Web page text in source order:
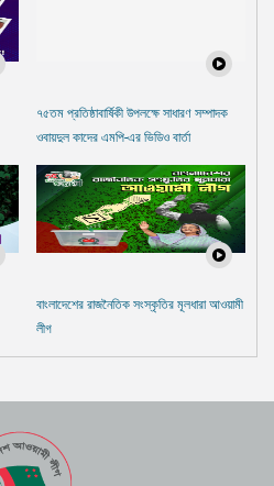
৭৫তম প্রতিষ্ঠাবার্ষিকী উপলক্ষে সাধারণ সম্পাদক
ওবায়দুল কাদের এমপি-এর ভিডিও বার্তা
বাংলাদেশের রাজনৈতিক সংস্কৃতির মূলধারা আওয়ামী
লীগ